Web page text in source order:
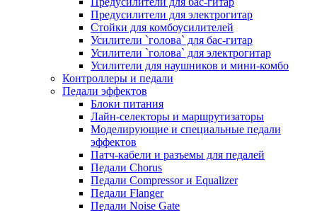
Предусилители для электрогитар
Стойки для комбоусилителей
Усилители `голова` для бас-гитар
Усилители `голова` для электрогитар
Усилители для наушников и мини-комбо
Контроллеры и педали
Педали эффектов
Блоки питания
Лайн-селекторы и маршрутизаторы
Моделирующие и специальные педали
эффектов
Патч-кабели и разъемы для педалей
Педали Chorus
Педали Compressor и Equalizer
Педали Flanger
Педали Noise Gate